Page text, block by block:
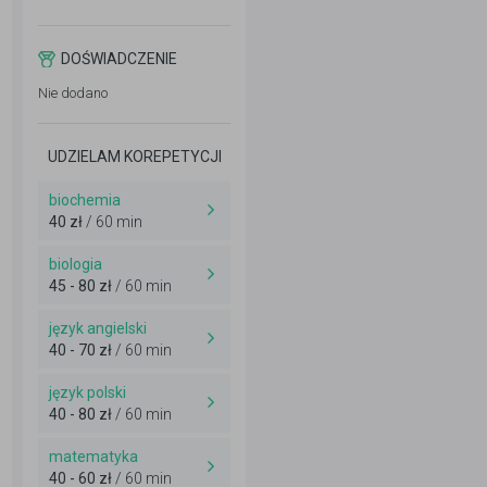
DOŚWIADCZENIE
Nie dodano
UDZIELAM KOREPETYCJI
biochemia
40 zł / 60 min
biologia
45 - 80 zł / 60 min
język angielski
40 - 70 zł / 60 min
język polski
40 - 80 zł / 60 min
matematyka
40 - 60 zł / 60 min